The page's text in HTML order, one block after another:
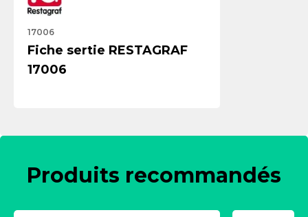
17006
Fiche sertie RESTAGRAF
17006
Produits recommandés